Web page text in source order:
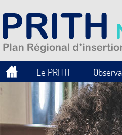
Le PRITH